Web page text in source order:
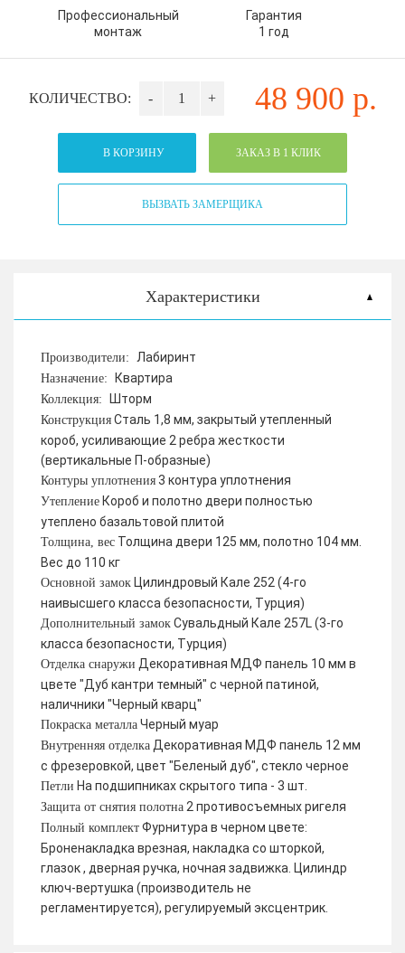
Профессиональный
монтаж
Гарантия
1 год
КОЛИЧЕСТВО: - + 48 900 р.
В КОРЗИНУ ЗАКАЗ В 1 КЛИК
ВЫЗВАТЬ ЗАМЕРЩИКА
Характеристики
Производители: Лабиринт
Назначение: Квартира
Коллекция: Шторм
Конструкция Сталь 1,8 мм, закрытый утепленный
короб, усиливающие 2 ребра жесткости
(вертикальные П-образные)
Контуры уплотнения 3 контура уплотнения
Утепление Короб и полотно двери полностью
утеплено базальтовой плитой
Толщина, вес Толщина двери 125 мм, полотно 104 мм.
Вес до 110 кг
Основной замок Цилиндровый Кале 252 (4-го
наивысшего класса безопасности, Турция)
Дополнительный замок Сувальдный Кале 257L (3-го
класса безопасности, Турция)
Отделка снаружи Декоративная МДФ панель 10 мм в
цвете "Дуб кантри темный" с черной патиной,
наличники "Черный кварц"
Покраска металла Черный муар
Внутренняя отделка Декоративная МДФ панель 12 мм
с фрезеровкой, цвет "Беленый дуб", стекло черное
Петли На подшипниках скрытого типа - 3 шт.
Защита от снятия полотна 2 противосъемных ригеля
Полный комплект Фурнитура в черном цвете:
Броненакладка врезная, накладка со шторкой,
глазок , дверная ручка, ночная задвижка. Цилиндр
ключ-вертушка (производитель не
регламентируется), регулируемый эксцентрик.